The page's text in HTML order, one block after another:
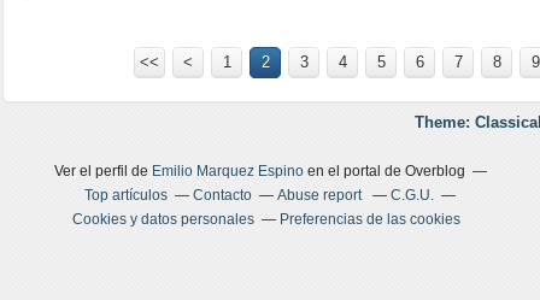
<< < 1 2 3 4 5 6 7 8 9
Theme:
Ver el perfil de Emilio Marquez Espinoen el portal de Overblog
Top artículos
Contacto Abuse report
C.G.U.
Cookies y datos personales
Preferencias de las cookies